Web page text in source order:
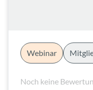
Webinar
Noch keine